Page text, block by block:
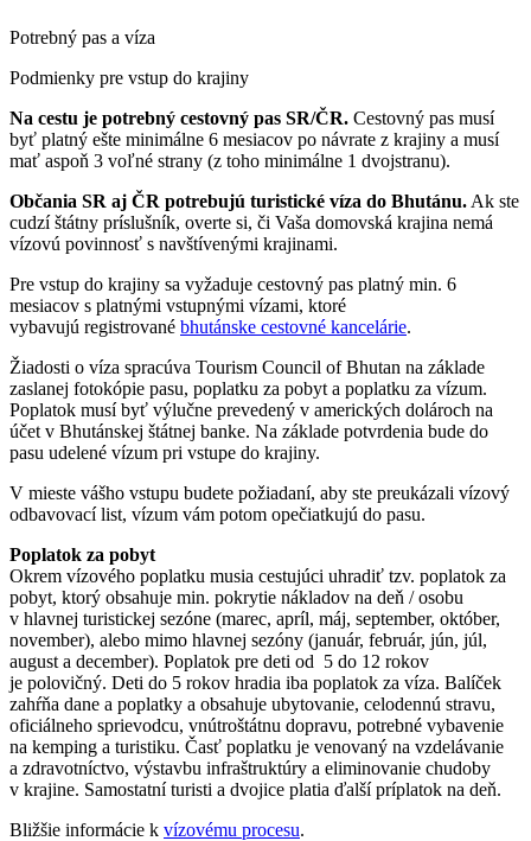
Potrebný pas a víza
Podmienky pre vstup do krajiny
Na cestu je potrebný cestovný pas SR/ČR. Cestovný pas musí
byť platný ešte minimálne 6 mesiacov po návrate z krajiny a musí
mať aspoň 3 voľné strany (z toho minimálne 1 dvojstranu).
Občania SR aj ČR potrebujú turistické víza do Bhutánu. Ak ste
cudzí štátny príslušník, overte si, či Vaša domovská krajina nemá
vízovú povinnosť s navštívenými krajinami.
Pre vstup do krajiny sa vyžaduje cestovný pas platný min. 6
mesiacov s platnými vstupnými vízami, ktoré
vybavujú registrované bhutánske cestovné kancelárie.
Žiadosti o víza spracúva Tourism Council of Bhutan na základe
zaslanej fotokópie pasu, poplatku za pobyt a poplatku za vízum.
Poplatok musí byť výlučne prevedený v amerických dolároch na
účet v Bhutánskej štátnej banke. Na základe potvrdenia bude do
pasu udelené vízum pri vstupe do krajiny.
V mieste vášho vstupu budete požiadaní, aby ste preukázali vízový
odbavovací list, vízum vám potom opečiatkujú do pasu.
Poplatok za pobyt
Okrem vízového poplatku musia cestujúci uhradiť tzv. poplatok za
pobyt, ktorý obsahuje min. pokrytie nákladov na deň / osobu
v hlavnej turistickej sezóne (marec, apríl, máj, september, október,
november), alebo mimo hlavnej sezóny (január, február, jún, júl,
august a december). Poplatok pre deti od 5 do 12 rokov
je polovičný. Deti do 5 rokov hradia iba poplatok za víza. Balíček
zahŕňa dane a poplatky a obsahuje ubytovanie, celodennú stravu,
oficiálneho sprievodcu, vnútroštátnu dopravu, potrebné vybavenie
na kemping a turistiku. Časť poplatku je venovaný na vzdelávanie
a zdravotníctvo, výstavbu infraštruktúry a eliminovanie chudoby
v krajine. Samostatní turisti a dvojice platia ďalší príplatok na deň.
Bližšie informácie k vízovému procesu.